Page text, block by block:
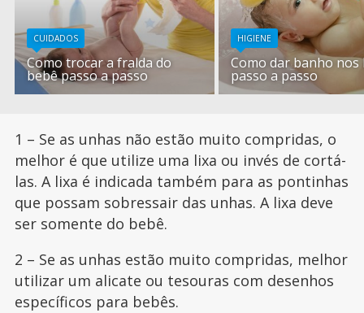
CUIDADOS
Como trocar a fralda do
bebê passo a passo
HIGIENE
Como dar banho nos
passo a passo
1 – Se as unhas não estão muito compridas, o
melhor é que utilize uma lixa ou invés de cortá-
las. A lixa é indicada também para as pontinhas
que possam sobressair das unhas. A lixa deve
ser somente do bebê.
2 – Se as unhas estão muito compridas, melhor
utilizar um alicate ou tesouras com desenhos
específicos para bebês.